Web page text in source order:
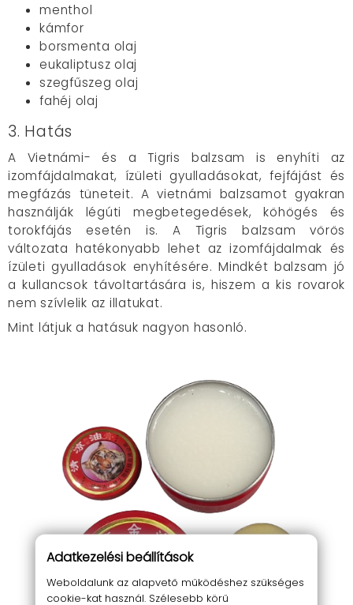
menthol
kámfor
borsmenta olaj
eukaliptusz olaj
szegfűszeg olaj
fahéj olaj
3. Hatás
A Vietnámi- és a Tigris balzsam is enyhíti az
izomfájdalmakat, ízületi gyulladásokat, fejfájást és
megfázás tüneteit. A vietnámi balzsamot gyakran
használják légúti megbetegedések, köhögés és
torokfájás esetén is. A Tigris balzsam vörös
változata hatékonyabb lehet az izomfájdalmak és
ízületi gyulladások enyhítésére. Mindkét balzsam jó
a kullancsok távoltartására is, hiszem a kis rovarok
nem szívlelik az illatukat.
Mint látjuk a hatásuk nagyon hasonló.
Adatkezelési beállítások
Weboldalunk az alapvető működéshez szükséges
cookie-kat használ. Szélesebb körű